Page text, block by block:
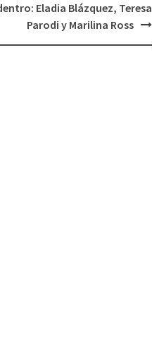
Eladia Blázquez, Teresa
Parodi y Marilina Ross